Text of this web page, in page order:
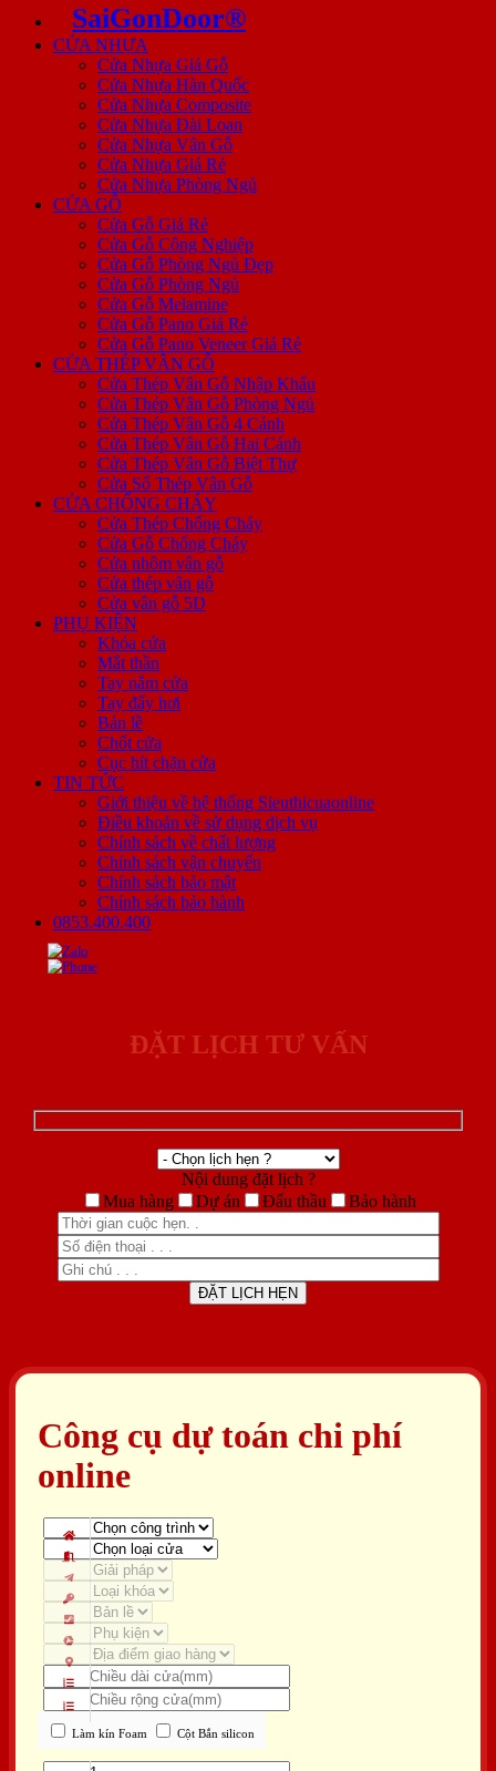
SaiGonDoor®
CỬA NHỰA
Cửa Nhựa Giả Gỗ
Cửa Nhựa Hàn Quốc
Cửa Nhựa Composite
Cửa Nhựa Đài Loan
Cửa Nhựa Vân Gỗ
Cửa Nhựa Giá Rẻ
Cửa Nhựa Phòng Ngủ
CỬA GỖ
Cửa Gỗ Giá Rẻ
Cửa Gỗ Công Nghiệp
Cửa Gỗ Phòng Ngủ Đẹp
Cửa Gỗ Phòng Ngủ
Cửa Gỗ Melamine
Cửa Gỗ Pano Giá Rẻ
Cửa Gỗ Pano Veneer Giá Rẻ
CỬA THÉP VÂN GỖ
Cửa Thép Vân Gỗ Nhập Khẩu
Cửa Thép Vân Gỗ Phòng Ngủ
Cửa Thép Vân Gỗ 4 Cánh
Cửa Thép Vân Gỗ Hai Cánh
Cửa Thép Vân Gỗ Biệt Thự
Cửa Sổ Thép Vân Gỗ
CỬA CHỐNG CHÁY
Cửa Thép Chống Cháy
Cửa Gỗ Chống Cháy
Cửa nhôm vân gỗ
Cửa thép vân gỗ
Cửa vân gỗ 5D
PHỤ KIỆN
Khóa cửa
Mắt thần
Tay nắm cửa
Tay đẩy hơi
Bản lề
Chốt cửa
Cục hít chặn cửa
TIN TỨC
Giới thiệu về hệ thống Sieuthicuaonline
Điều khoản về sử dụng dịch vụ
Chính sách về chất lượng
Chính sách vận chuyển
Chính sách bảo mật
Chính sách bảo hành
0853.400.400
ĐẶT LỊCH TƯ VẤN
Nội dung đặt lịch ?
Mua hàng
Dự án Đấu thầu Bảo hành
Công cụ dự toán chi phí
online
Làm kín Foam Cột Bắn silicon